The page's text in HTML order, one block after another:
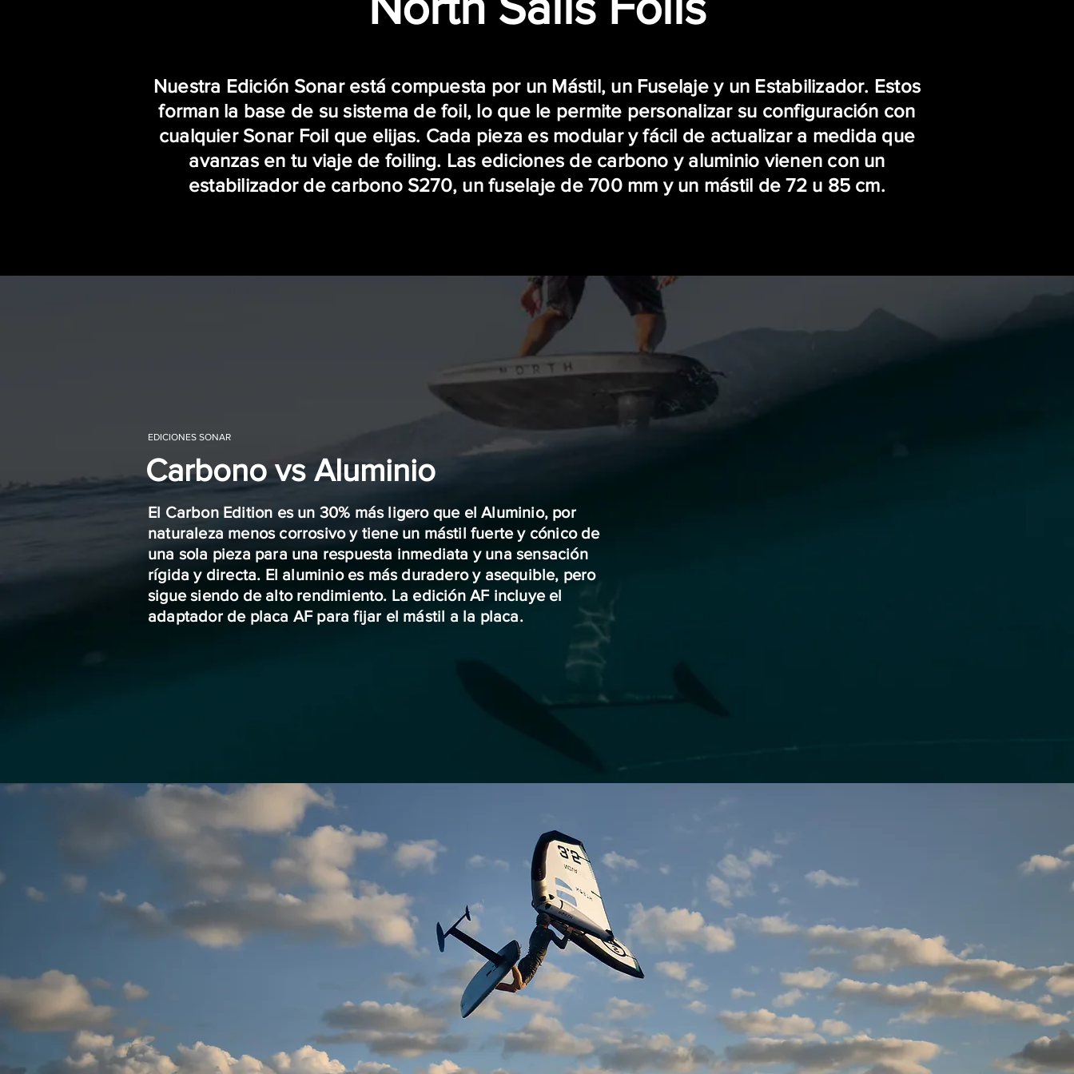
Nuestra Edición Sonar está compuesta por un Mástil, un Fuselaje y un Estabilizador. Estos
forman la base de su sistema de foil, lo que le permite personalizar su configuración con
cualquier Sonar Foil que elijas. Cada pieza es modular y fácil de actualizar a medida que
avanzas en tu viaje de foiling. Las ediciones de carbono y aluminio vienen con un
estabilizador de carbono S270, un fuselaje de 700 mm y un mástil de 72 u 85 cm.
EDICIONES SONAR
Carbono vs Aluminio
El Carbon Edition es un 30% más ligero que el Aluminio, por
naturaleza menos corrosivo y tiene un mástil fuerte y cónico de
una sola pieza para una respuesta inmediata y una sensación
rígida y directa. El aluminio es más duradero y asequible, pero
sigue siendo de alto rendimiento. La edición AF incluye el
adaptador de placa AF para fijar el mástil a la placa.